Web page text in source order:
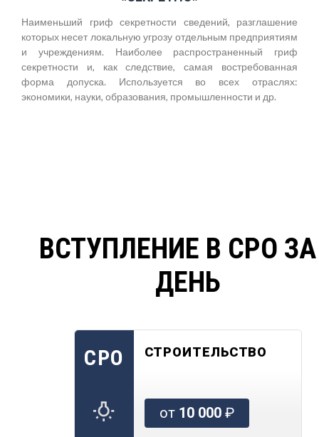
Наименьший гриф секретности сведений, разглашение
которых несет локальную угрозу отдельным предприятиям
и учреждениям. Наиболее распространенный гриф
секретности и, как следствие, самая востребованная
форма допуска. Используется во всех отраслях:
экономики, науки, образования, промышленности и др.
ВСТУПЛЕНИЕ В СРО
ДЕНЬ
СРО СТРОИТЕЛЬСТВО
от 10 000₽